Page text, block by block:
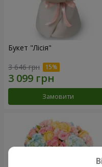
Букет "Лісія"
3 646 грн
Замовити